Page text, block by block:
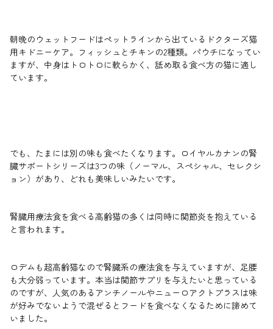
朝晩のウェットフードはペットラインから出ているドクターズ猫
用キドニーケア。フィッシュとチキンの2種類。パウチになってい
ますが、中身はトロトロに軟らかく、舐め取る食べ方の猫に適し
ています。
でも、たまには別の味も食べたくなります。ロイヤルカナンの腎
臓サポートシリーズは3つの味（ノーマル、スペシャル、セレクシ
ョン）があり、どれも美味しいみたいです。
腎臓用療法食を食べる高齢猫の多くは同時に関節炎を抱えている
と言われます。
ロデムも超高齢猫なので腎臓系の療法食を与えていますが、足腰
も大分弱っています。本当は関節サプリを与えたいと思っている
のですが、人気のあるアンチノールやニューロアクトプラスは味
が好みでないようで混ぜるとフードを食べなくなるために諦めて
いました。